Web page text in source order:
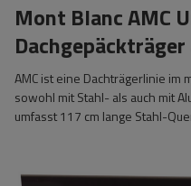
Mont Blanc AMC
AMC ist eine Dachträgerlinie im
sowohl mit Stahl- als auch mit
umfasst 117 cm lange Stahl-